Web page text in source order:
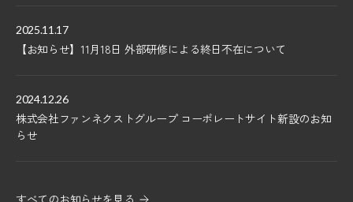
2025.11.17
【お知らせ】11月18日 外部研修による終日不在について
2024.12.26
株式会社ファンネクストグループ コーポレートサイト新設のお知
らせ